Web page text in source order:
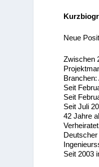
Neue
Zwischen
Seit
Seit
Seit Juli
42 Jahre
Seit 2003